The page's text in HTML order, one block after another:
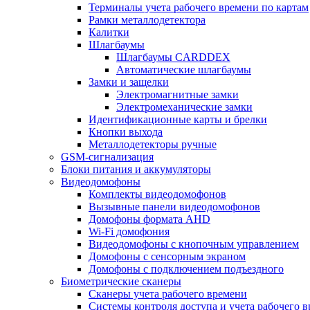
Терминалы учета рабочего времени по картам
Рамки металлодетектора
Калитки
Шлагбаумы
Шлагбаумы CARDDEX
Автоматические шлагбаумы
Замки и защелки
Электромагнитные замки
Электромеханические замки
Идентификационные карты и брелки
Кнопки выхода
Металлодетекторы ручные
GSM-сигнализация
Блоки питания и аккумуляторы
Видеодомофоны
Комплекты видеодомофонов
Вызывные панели видеодомофонов
Домофоны формата AHD
Wi-Fi домофония
Видеодомофоны с кнопочным управлением
Домофоны с сенсорным экраном
Домофоны с подключением подъездного
Биометрические сканеры
Сканеры учета рабочего времени
Системы контроля доступа и учета рабочего